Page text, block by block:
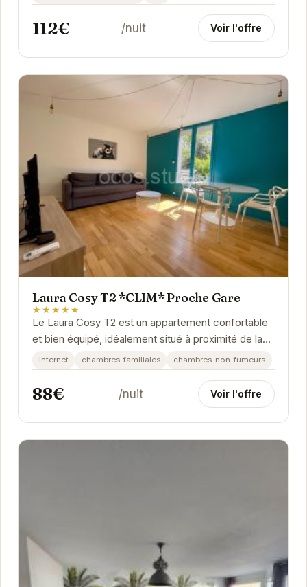
112€ /nuit Voir l'offre
Laura Cosy T2 *CLIM* Proche Gare
★★★★★
Le Laura Cosy T2 est un appartement confortable
et bien équipé, idéalement situé à proximité de la
gare de Grenoble. Avec sa climatisation, il...
internet chambres-familiales chambres-non-fumeurs
88€ /nuit Voir l'offre